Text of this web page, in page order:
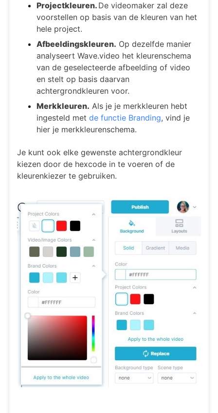
Projectkleuren. De videomaker zal deze
voorstellen op basis van de kleuren van het
hele project.
Afbeeldingskleuren. Op dezelfde manier
analyseert Wave.video het kleurenschema
van de geselecteerde afbeelding of video
en stelt op basis daarvan
achtergrondkleuren voor.
Merkkleuren. Als je je merkkleuren hebt
ingesteld met de functie Branding, vind je
hier je merkkleurenschema.
Je kunt ook elke gewenste achtergrondkleur
kiezen door de hexcode in te voeren of de
kleurenkiezer te gebruiken.